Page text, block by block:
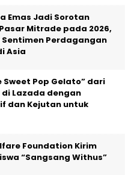
Emas Jadi Sorotan
Mitrade pada 2026,
Perdagangan
Asia
Sweet Pop Gelato” dari
di Lazada dengan
dan Kejutan untuk
Foundation Kirim
“Sangsang Withus”